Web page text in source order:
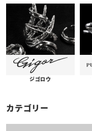
ジゴロウ
カテゴリー